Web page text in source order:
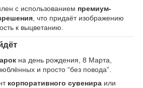
с использованием премиум-
, что придаёт изображению
к выцветанию.
на день рождения, 8 Марта,
и просто “без повода”.
корпоративного сувенира или